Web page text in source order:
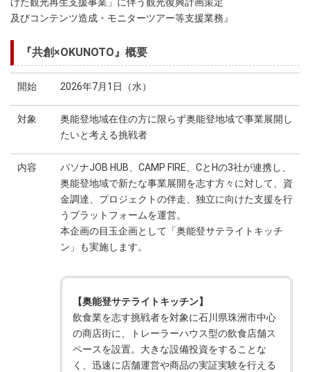
及びコンテンツ造成・モニターツアー等支援業務』
『共創×OKUNOTO』概要
開始 2026年7月1日（水）
対象
奥能登地域在住の方に限らず奥能登地域で事業展開し
たいと考える挑戦者
内容
パソナJOB HUB、CAMP FIRE、CとHの3社が連携し、
奥能登地域で新たな事業展開を志す方々に対して、資
金調達、プロジェクトの伴走、独立に向けた支援を行
うプラットフォームを運営。
本企画の目玉企画として「奥能登サテライトキッチ
ン」も実施します。
【奥能登サテライトキッチン】
飲食業を志す挑戦者を対象に石川県珠洲市中心
の商店街に、トレーラーハウス型の飲食店舗ス
ペースを設置。大きな設備投資をすることな
く、迅速に店舗運営や商品の実証実験を行える